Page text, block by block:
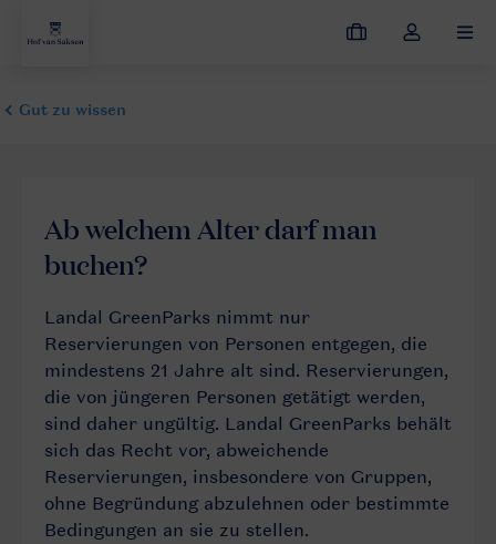
Meine
Dropdown-